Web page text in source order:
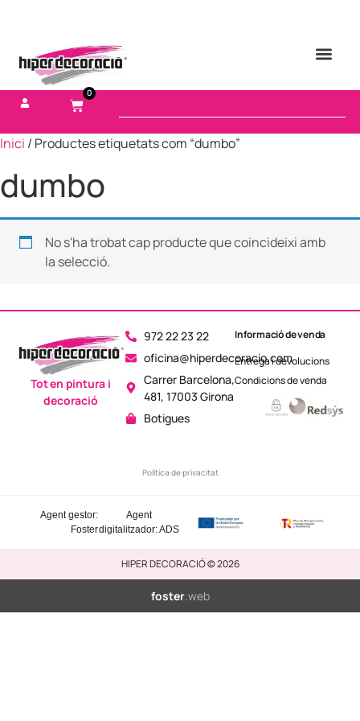
0
Inici / Productes etiquetats com “dumbo”
dumbo
No s'ha trobat cap producte que coincideixi amb
la selecció.
972 22 23 22
oficina@hiperdecoracio.com
Carrer Barcelona,
481, 17003 Girona
Botigues
Política de privacitat
Tot en pintura i
decoració
Informació de venda
Entrega i devolucions
Condicions de venda
Agent
digitalitzador: ADS
Agent gestor:
Foster
HIPER DECORACIÓ © 2026
foster.web